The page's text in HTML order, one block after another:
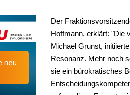
Der
Hoffmann, erklärt: "Die
Michael Grunst,
Resonanz. Mehr noch
sie ein bürokratisches